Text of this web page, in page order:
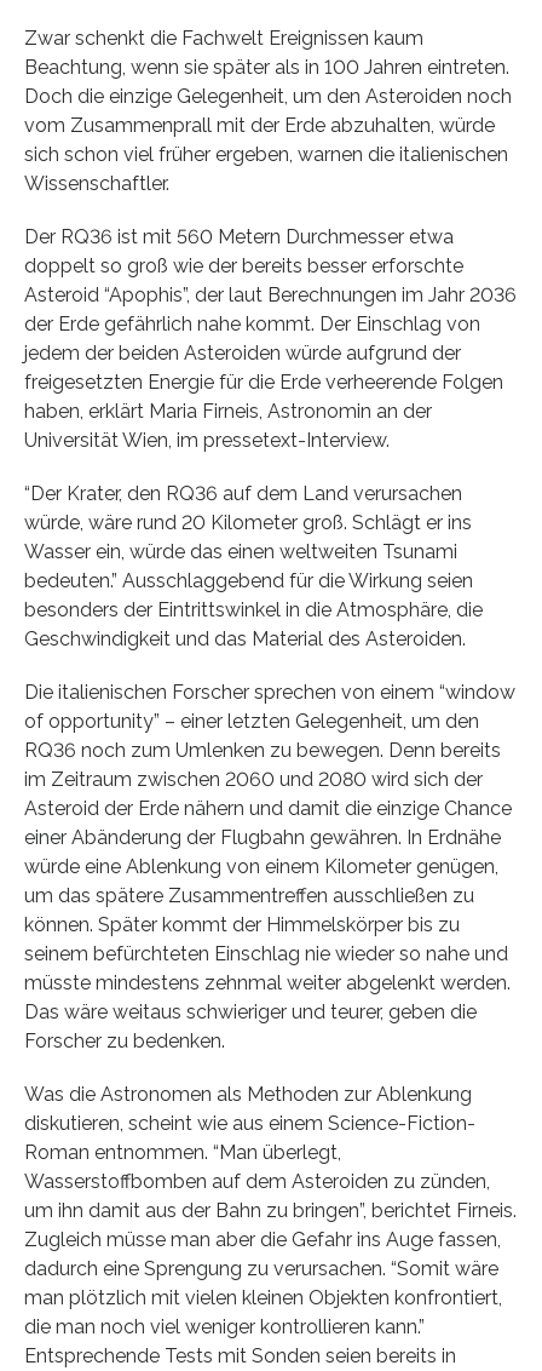
Zwar schenkt die Fachwelt Ereignissen kaum
Beachtung, wenn sie später als in 100 Jahren eintreten.
Doch die einzige Gelegenheit, um den Asteroiden noch
vom Zusammenprall mit der Erde abzuhalten, würde
sich schon viel früher ergeben, warnen die italienischen
Wissenschaftler.
Der RQ36 ist mit 560 Metern Durchmesser etwa
doppelt so groß wie der bereits besser erforschte
Asteroid “Apophis”, der laut Berechnungen im Jahr 2036
der Erde gefährlich nahe kommt. Der Einschlag von
jedem der beiden Asteroiden würde aufgrund der
freigesetzten Energie für die Erde verheerende Folgen
haben, erklärt Maria Firneis, Astronomin an der
Universität Wien, im pressetext-Interview.
“Der Krater, den RQ36 auf dem Land verursachen
würde, wäre rund 20 Kilometer groß. Schlägt er ins
Wasser ein, würde das einen weltweiten Tsunami
bedeuten.” Ausschlaggebend für die Wirkung seien
besonders der Eintrittswinkel in die Atmosphäre, die
Geschwindigkeit und das Material des Asteroiden.
Die italienischen Forscher sprechen von einem “window
of opportunity” – einer letzten Gelegenheit, um den
RQ36 noch zum Umlenken zu bewegen. Denn bereits
im Zeitraum zwischen 2060 und 2080 wird sich der
Asteroid der Erde nähern und damit die einzige Chance
einer Abänderung der Flugbahn gewähren. In Erdnähe
würde eine Ablenkung von einem Kilometer genügen,
um das spätere Zusammentreffen ausschließen zu
können. Später kommt der Himmelskörper bis zu
seinem befürchteten Einschlag nie wieder so nahe und
müsste mindestens zehnmal weiter abgelenkt werden.
Das wäre weitaus schwieriger und teurer, geben die
Forscher zu bedenken.
Was die Astronomen als Methoden zur Ablenkung
diskutieren, scheint wie aus einem Science-Fiction-
Roman entnommen. “Man überlegt,
Wasserstoffbomben auf dem Asteroiden zu zünden,
um ihn damit aus der Bahn zu bringen”, berichtet Firneis.
Zugleich müsse man aber die Gefahr ins Auge fassen,
dadurch eine Sprengung zu verursachen. “Somit wäre
man plötzlich mit vielen kleinen Objekten konfrontiert,
die man noch viel weniger kontrollieren kann.”
Entsprechende Tests mit Sonden seien bereits in